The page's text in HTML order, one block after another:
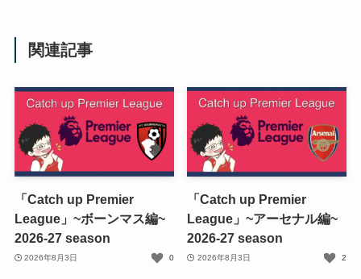
関連記事
「Catch up Premier
League」~ボーンマス編~
2026-27 season
2026年8月3日 0
「Catch up Premier
League」~アーセナル編~
2026-27 season
2026年8月3日 2